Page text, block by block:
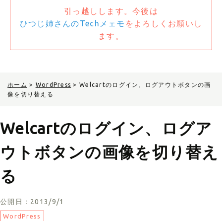
引っ越しします。今後は
ひつじ姉さんのTechメェモ をよろしくお願いし
ます。
ホーム > WordPress >Welcartのログイン、ログアウトボタンの画
像を切り替える
Welcartのログイン、ログア
ウトボタンの画像を切り替え
る
公開日：2013/9/1
WordPress